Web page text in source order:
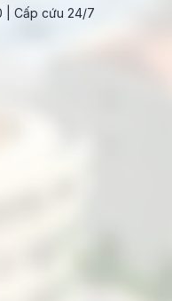
| Cấp cứu 24/7